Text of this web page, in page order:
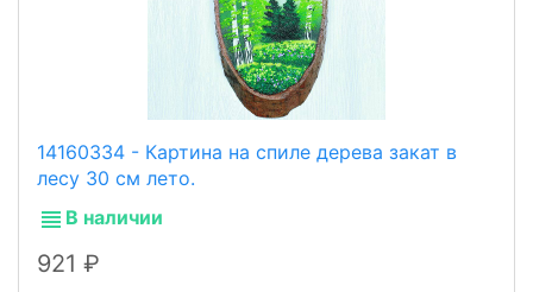
14160334 - Картина на спиле дерева закат в
лесу 30 см лето.
В наличии
921